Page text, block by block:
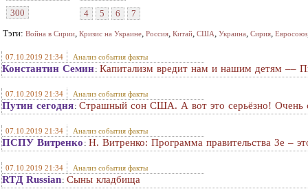
300
4
5 6
7
Тэги: Война в Сирии, Кризис на Украине, Россия, Китай, США, Украина, Сирия, Евросоюз
07.10.2019 21:34 Анализ события факты
Константин Семин: Капитализм вредит нам и нашим детям ––
07.10.2019 21:34 Анализ события факты
Путин сегодня: Страшный сон США. А вот это серьёзно! Очень
07.10.2019 21:34 Анализ события факты
ПСПУ Витренко : Н. Витренко: Программа правительства Зе –
07.10.2019 21:34 Анализ события факты
RTД Russian: Сыны кладбища